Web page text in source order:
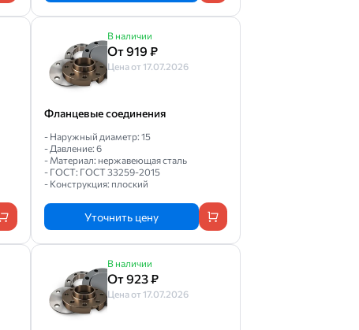
В наличии
От 919 ₽
Цена от 17.07.2026
Фланцевые соединения
- Наружный диаметр: 15
- Давление: 6
- Материал: нержавеющая сталь
- ГОСТ: ГОСТ 33259-2015
- Конструкция: плоский
Уточнить цену
В наличии
От 923 ₽
Цена от 17.07.2026